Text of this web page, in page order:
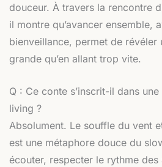
douceur. À travers la rencontre
il montre qu’avancer ensemble,
bienveillance, permet de révéler
grande qu’en allant trop vite.
Q : Ce conte s’inscrit-il dans
living ?
Absolument. Le souffle du vent
est une métaphore douce du
écouter, respecter le rythme des